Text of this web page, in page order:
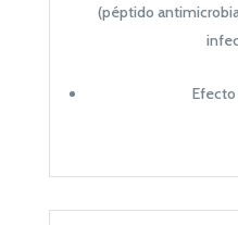
(péptido